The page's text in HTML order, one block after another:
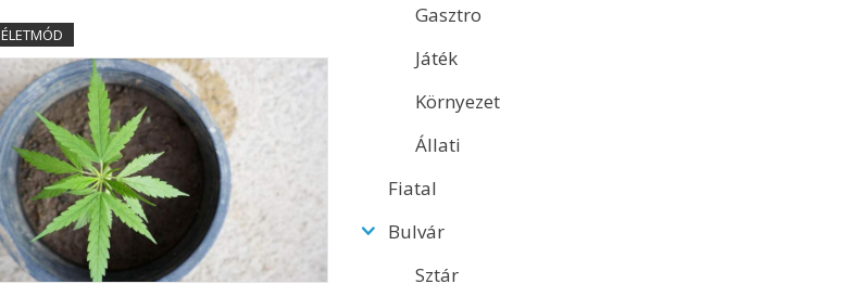
ÉLETMÓD
Gasztro
Játék
Környezet
Állati
Fiatal
Bulvár
Sztár